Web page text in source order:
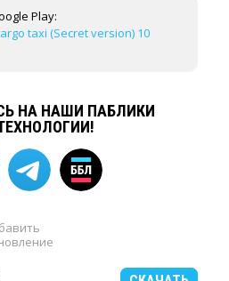
Play:
taxi (Secret version) 10
НА НАШИ ПАБЛИКИ